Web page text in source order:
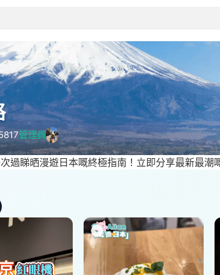
管理員
過睇晒漫遊日本嘅終極指南！立即分享最新最潮